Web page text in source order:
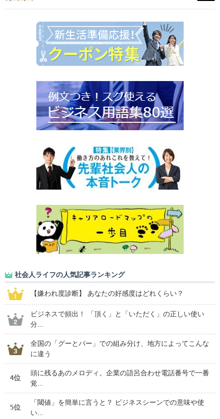
社会人ライフの人気記事ランキング
【嫌われ度診断】 あなたの好感度はどれくらい？
ビジネスで頻出！ 「頂く」と「いただく」の正しい使い
分...
全国の「グーとパー」での組み分け、地方によってこんな
に違う
4位
頭に残るあのメロディ。企業の語呂合わせ電話番号で一番
覚...
5位
「閾値」を簡単に言うと？ ビジネスシーンでの意味や使
い...